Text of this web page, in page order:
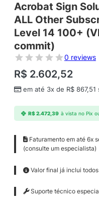
Acrobat Sign
ALL Other
Level 14 100+
commit)
0 reviews
R$ 2.602,52
em até 3x de R$ 867,51
R$2.472,39 à vista no Pix
Faturamento em até 6x
(consulte um especialista)
Valor final já inclui
Suporte técnico